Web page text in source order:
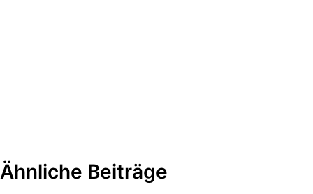
Ähnliche Beiträge